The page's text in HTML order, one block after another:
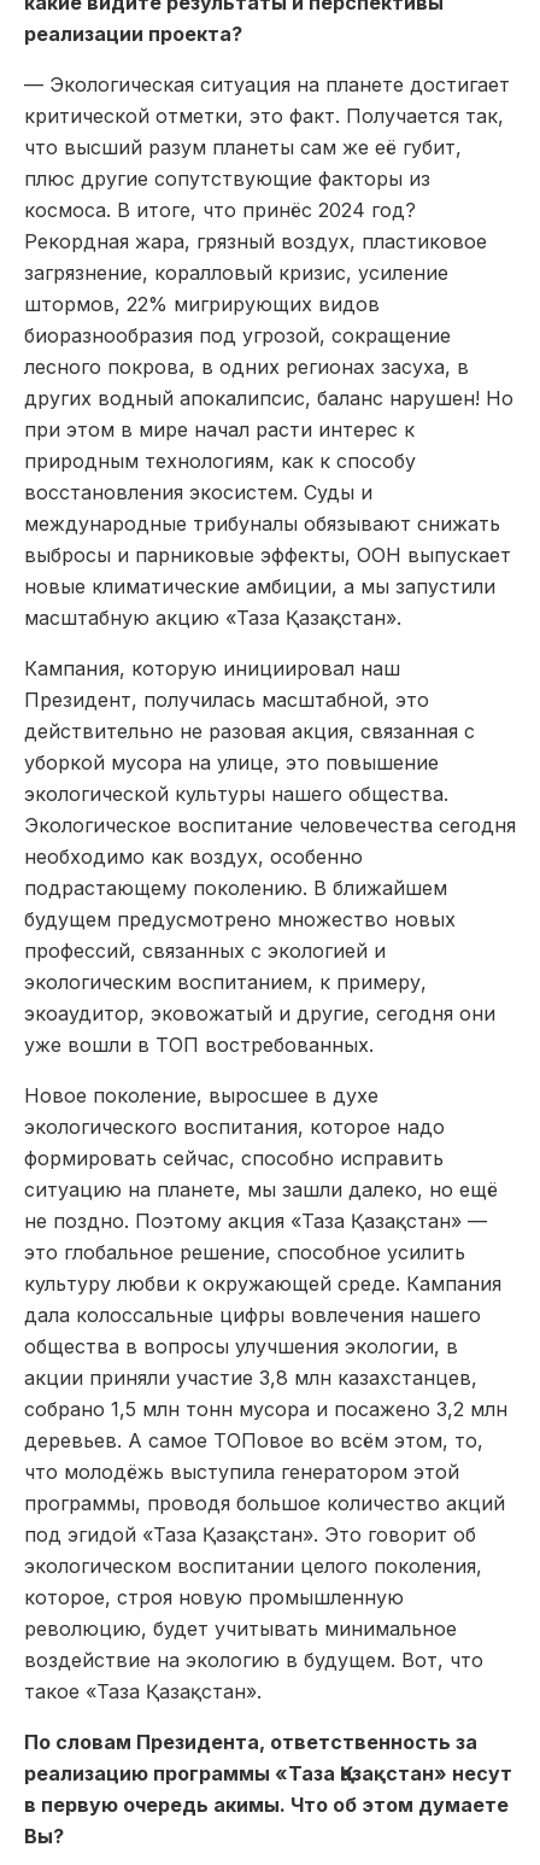
реализации проекта?
— Экологическая ситуация на планете достигает
критической отметки, это факт. Получается так,
что высший разум планеты сам же её губит,
плюс другие сопутствующие факторы из
космоса. В итоге, что принёс 2024 год?
Рекордная жара, грязный воздух, пластиковое
загрязнение, коралловый кризис, усиление
штормов, 22% мигрирующих видов
биоразнообразия под угрозой, сокращение
лесного покрова, в одних регионах засуха, в
других водный апокалипсис, баланс нарушен! Но
при этом в мире начал расти интерес к
природным технологиям, как к способу
восстановления экосистем. Суды и
международные трибуналы обязывают снижать
выбросы и парниковые эффекты, ООН выпускает
новые климатические амбиции, а мы запустили
масштабную акцию «Таза Қазақстан».
Кампания, которую инициировал наш
Президент, получилась масштабной, это
действительно не разовая акция, связанная с
уборкой мусора на улице, это повышение
экологической культуры нашего общества.
Экологическое воспитание человечества сегодня
необходимо как воздух, особенно
подрастающему поколению. В ближайшем
будущем предусмотрено множество новых
профессий, связанных с экологией и
экологическим воспитанием, к примеру,
экоаудитор, эковожатый и другие, сегодня они
уже вошли в ТОП востребованных.
Новое поколение, выросшее в духе
экологического воспитания, которое надо
формировать сейчас, способно исправить
ситуацию на планете, мы зашли далеко, но ещё
не поздно. Поэтому акция «Таза Қазақстан» —
это глобальное решение, способное усилить
культуру любви к окружающей среде. Кампания
дала колоссальные цифры вовлечения нашего
общества в вопросы улучшения экологии, в
акции приняли участие 3,8 млн казахстанцев,
собрано 1,5 млн тонн мусора и посажено 3,2 млн
деревьев. А самое ТОПовое во всём этом, то,
что молодёжь выступила генератором этой
программы, проводя большое количество акций
под эгидой «Таза Қазақстан». Это говорит об
экологическом воспитании целого поколения,
которое, строя новую промышленную
революцию, будет учитывать минимальное
воздействие на экологию в будущем. Вот, что
такое «Таза Қазақстан».
По словам Президента, ответственность за
реализацию программы «Таза Қазақстан» несут
в первую очередь акимы. Что об этом думаете
Вы?